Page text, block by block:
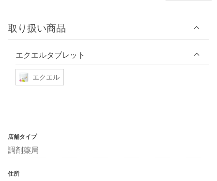
取り扱い商品
エクエルタブレット
エクエル
店舗タイプ
調剤薬局
住所